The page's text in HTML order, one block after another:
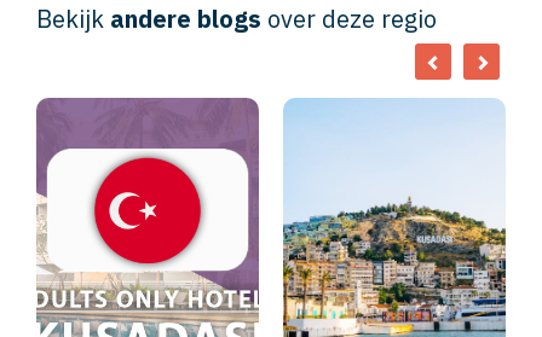
Bekijk andere blogs over deze regio